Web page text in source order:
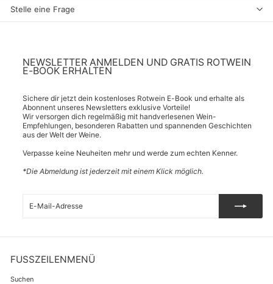
Stelle eine Frage
NEWSLETTER ANMELDEN UND GRATIS ROTWEIN
E-BOOK ERHALTEN
Sichere dir jetzt dein kostenloses Rotwein E-Book und erhalte als
Abonnent unseres Newsletters exklusive Vorteile!
Wir versorgen dich regelmäßig mit handverlesenen Wein-
Empfehlungen, besonderen Rabatten und spannenden Geschichten
aus der Welt der Weine.
Verpasse keine Neuheiten mehr und werde zum echten Kenner.
*Die Abmeldung ist jederzeit mit einem Klick möglich.
Mail-
FUSSZEILENMENÜ
Suchen